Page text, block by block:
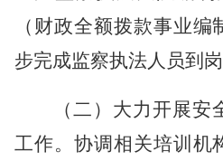
（财政全额拨款事业
步完成监察执法人员到岗
（二）大力开展
工作。 协调相关培训机